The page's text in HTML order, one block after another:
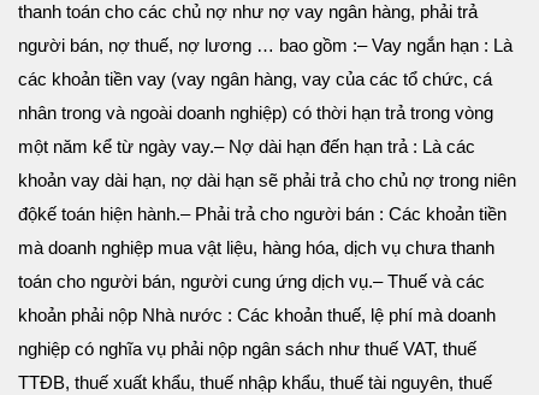
thanh toán cho các chủ nợ như nợ vay ngân hàng, phải trả
người bán, nợ thuế, nợ lương … bao gồm :– Vay ngắn hạn : Là
các khoản tiền vay (vay ngân hàng, vay của các tổ chức, cá
nhân trong và ngoài doanh nghiệp) có thời hạn trả trong vòng
một năm kể từ ngày vay.– Nợ dài hạn đến hạn trả : Là các
khoản vay dài hạn, nợ dài hạn sẽ phải trả cho chủ nợ trong niên
độkế toán hiện hành.– Phải trả cho người bán : Các khoản tiền
mà doanh nghiệp mua vật liệu, hàng hóa, dịch vụ chưa thanh
toán cho người bán, người cung ứng dịch vụ.– Thuế và các
khoản phải nộp Nhà nước : Các khoản thuế, lệ phí mà doanh
nghiệp có nghĩa vụ phải nộp ngân sách như thuế VAT, thuế
TTĐB, thuế xuất khẩu, thuế nhập khẩu, thuế tài nguyên, thuế